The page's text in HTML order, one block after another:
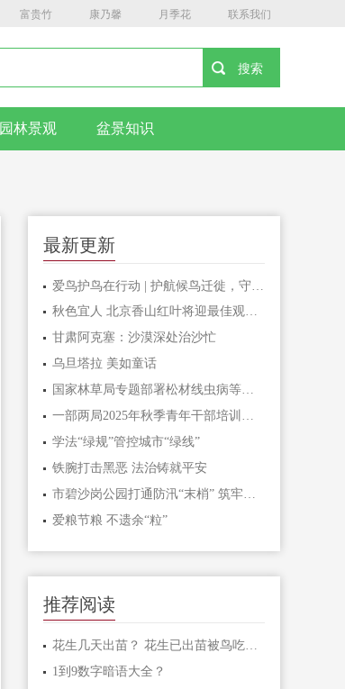
富贵竹 康乃馨 月季花 联系我们
园林景观 盆景知识
最新更新
秋色宜人 北京香山红叶将迎最佳观赏期
甘肃阿克塞：沙漠深处治沙忙
乌旦塔拉 美如童话
国家林草局专题部署松材线虫病等疫情防控工作
一部两局2025年秋季青年干部培训班和处级干部进修班开班
学法“绿规”管控城市“绿线”
铁腕打击黑恶 法治铸就平安
市碧沙岗公园打通防汛“末梢” 筑牢生态安全屏障
爱粮节粮 不遗余“粒”
推荐阅读
花生几天出苗？ 花生已出苗被鸟吃怎么办？
1到9数字暗语大全？